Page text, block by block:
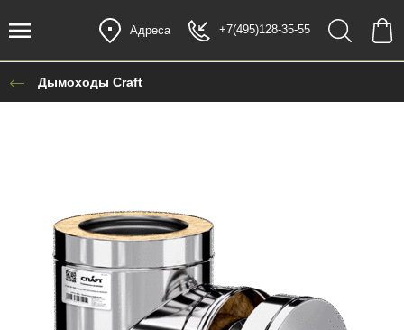
Адреса +7(495)128-35-55
Дымоходы Craft